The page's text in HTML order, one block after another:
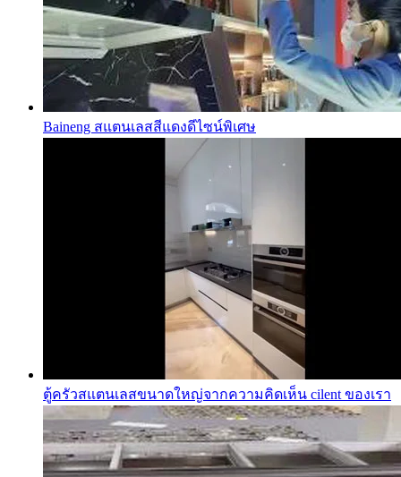
Baineng สแตนเลสสีแดงดีไซน์พิเศษ
ตู้ครัวสแตนเลสขนาดใหญ่จากความคิดเห็น cilent ของเรา